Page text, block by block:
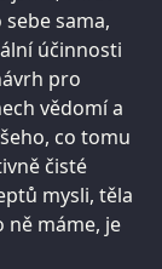
sama,
účinnosti
pro
vědomí a
co tomu
čisté
mysli, těla
ně máme, je